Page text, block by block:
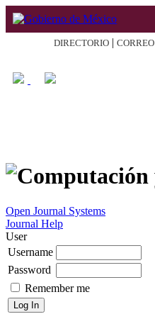
DIRECTORIO | CORREO
Open Journal Systems
Journal Help
User
Username
Password
Remember me